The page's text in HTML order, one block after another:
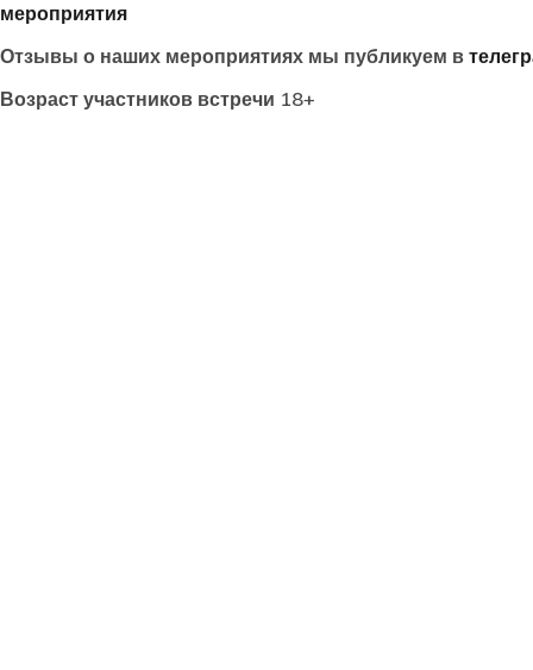
мероприятия
Отзывы о наших мероприятиях мы публикуем в
Возраст участников встречи 18+